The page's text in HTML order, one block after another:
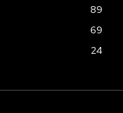
89
69
24